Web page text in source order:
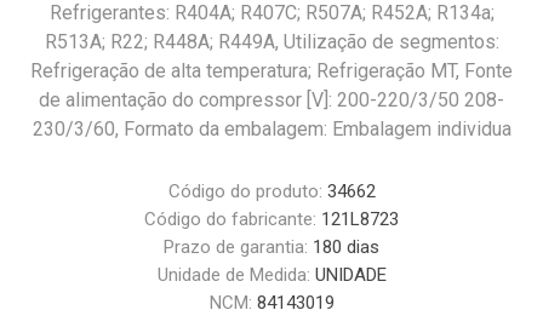
Refrigerantes: R404A; R407C; R507A; R452A; R134a;
R513A; R22; R448A; R449A, Utilização de segmentos:
Refrigeração de alta temperatura; Refrigeração MT, Fonte
de alimentação do compressor [V]: 200-220/3/50 208-
230/3/60, Formato da embalagem: Embalagem individua
Código do produto: 34662
Código do fabricante: 121L8723
Prazo de garantia: 180 dias
Unidade de Medida: UNIDADE
NCM: 84143019